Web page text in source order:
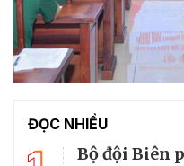
ĐỌC NHIỀU
Bộ đội Biên